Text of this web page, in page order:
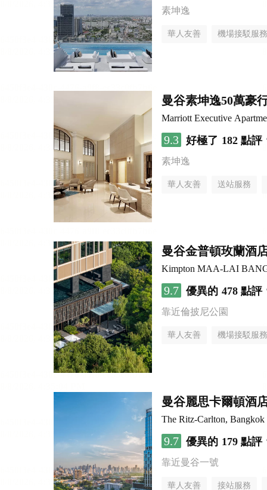
素坤逸
華人友善 機場接駁服務
曼谷素坤逸50萬豪
Marriott Executive
9.3 好極了 182 點評
素坤逸
華人友善 送站服務
曼谷金普頓玫蘭酒
Kimpton MAA-LAI
9.7 優異的 478 點評
靠近倫披尼公園
華人友善 機場接駁服務
曼谷麗思卡爾頓酒
The Ritz-Carlton, Bangkok
9.7 優異的 179 點評
靠近曼谷一號
華人友善 接站服務